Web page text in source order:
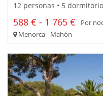
12 personas • 5
588 € - 1 765 €
Por
Menorca - Mahón